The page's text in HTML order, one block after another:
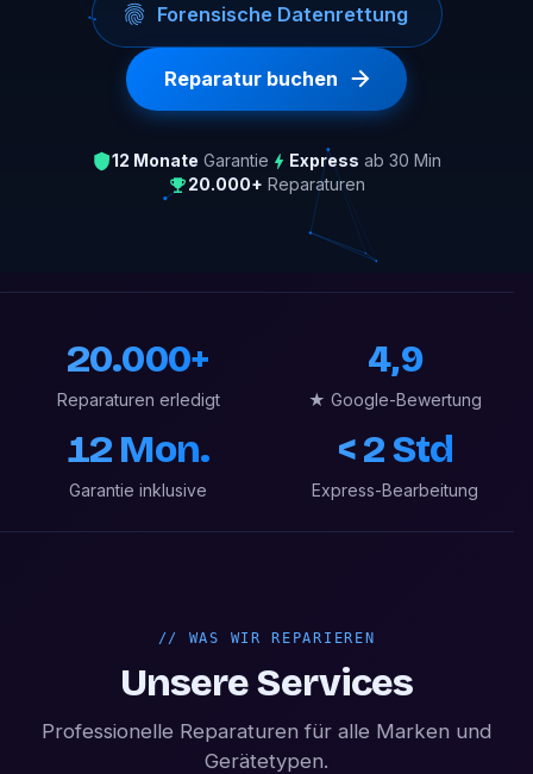
Forensische Datenrettung
Reparatur buchen
12 Monate Garantie Express ab 30 Min
20.000+ Reparaturen
20.000+
Reparaturen erledigt
4,9
★ Google-Bewertung
12 Mon.
Garantie inklusive
< 2 Std
Express-Bearbeitung
// WAS WIR REPARIEREN
Unsere Services
Professionelle Reparaturen für alle Marken und
Gerätetypen.